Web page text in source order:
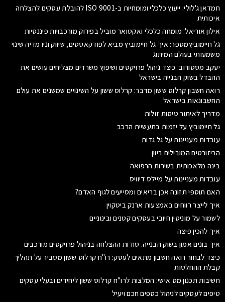
חמדאן ג'לולי: ייעוץ כלכלי ומומחיות ב-ISO 9001 להובלת עסקים להצלחה
איכותית
אילון אוריאל: מומחה כלכלי ואקטואר מוביל בפירוק מורכבויות פיננסיות
גל חיימוביץמספר: איך גל חיימוביץ מביא לפודקאסטים, שיווק וניו מדיה שינוי
משמעותי בעולם המיתוג
יעקב מסטורוב: כיצד ניהול פרויקטים ושיפוץ משרדים מצליחים עושים את
ההבדל בשוק הבנייה בישראל
רואה חשבון קרלוס ששון מדבר: קרלוס ששון על השינויים שמשנים את עולם
החשבונאות בישראל
מדריך לאיתור טיסות זולות
גל חיימוביץ על יזמות בתעשיית הרכב
עובדות מעניינות על גל גדות
הריזורטים המובילים ביוון
בינה מלאכותית בשירות הרפואה
עובדות מעניינות על מיילס דיוויס
האם תוספי תזונה אכן בריאים ומסייעים לגוף האדם?
איך לייצר רווחים באמצעות ארנק ביטקוין
לשמור על מוניטין חיובי בעסקים קטנים ובינוניים
איך להכין פיצה
איך בונים אמון בשוק הבנייה. סודות ההצלחה בניהול פרויקטים מורכבים
כיצד לבחור רואה חשבון מתאים לעסק: רו"ח קרלוס ששון מסביר על תהליך
קבלת ההחלטות
חשיבות תכנון מס אישי: המלצות לרו"ח קרלוס ששון ליחידים ובעלי עסקים
טיפים לעסקים לניהול כספים חכם ויעיל